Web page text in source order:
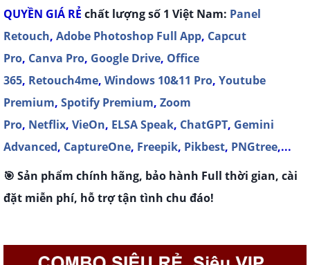
QUYỀN GIÁ RẺ chất lượng số 1 Việt Nam: Panel
Retouch, Adobe Photoshop Full App, Capcut
Pro, Canva Pro, Google Drive, Office
365, Retouch4me, Windows 10&11 Pro, Youtube
Premium, Spotify Premium, Zoom
Pro, Netflix, VieOn, ELSA Speak, ChatGPT, Gemini
Advanced, CaptureOne, Freepik, Pikbest, PNGtree,...
🎯 Sản phẩm chính hãng, bảo hành Full thời gian, cài
đặt miễn phí, hỗ trợ tận tình chu đáo!